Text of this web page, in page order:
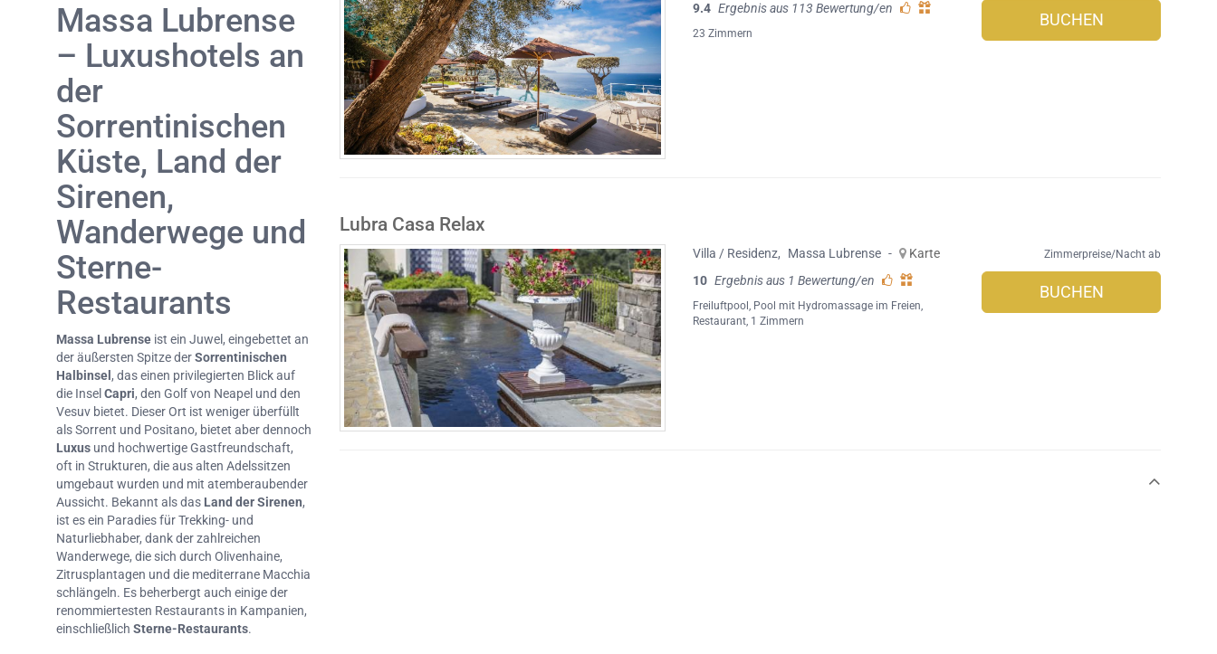
Massa Lubrense
– Luxushotels an
der
Sorrentinischen
Küste, Land der
Sirenen,
Wanderwege und
Sterne-
Restaurants
Massa Lubrense ist ein Juwel, eingebettet an
der äußersten Spitze derSorrentinischen
Halbinsel , das einen privilegierten Blick auf
die Insel Capri, den Golf von Neapel und den
Vesuv bietet. Dieser Ort ist weniger überfüllt
als Sorrent und Positano, bietet aber dennoch
Luxus und hochwertige Gastfreundschaft,
oft in Strukturen, die aus alten Adelssitzen
umgebaut wurden und mit atemberaubender
Aussicht. Bekannt als das Land der Sirenen,
ist es ein Paradies für Trekking- und
Naturliebhaber, dank der zahlreichen
Wanderwege, die sich durch Olivenhaine,
Zitrusplantagen und die mediterrane Macchia
schlängeln. Es beherbergt auch einige der
renommiertesten Restaurants in Kampanien,
einschließlich Sterne-Restaurants.
9.4 Ergebnis aus 113 Bewertung/en
23 Zimmern
BUCHEN
Lubra Casa Relax
Villa / Residenz, Massa Lubrense -
Karte
10 Ergebnis aus 1 Bewertung/en
Freiluftpool, Pool mit Hydromassage im Freien,
Restaurant, 1 Zimmern
Zimmerpreise/Nacht ab
BUCHEN